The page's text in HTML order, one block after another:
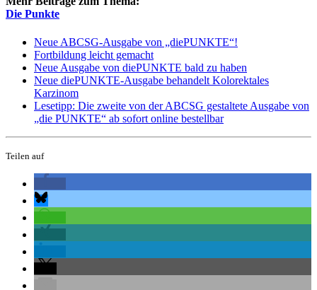
Die Punkte
Neue ABCSG-Ausgabe von „diePUNKTE“!
Fortbildung leicht gemacht
Neue Ausgabe von diePUNKTE bald zu haben
Neue diePUNKTE-Ausgabe behandelt Kolorektales
Karzinom
Lesetipp: Die zweite von der ABCSG gestaltete Ausgabe von
„die PUNKTE“ ab sofort online bestellbar
Teilen auf